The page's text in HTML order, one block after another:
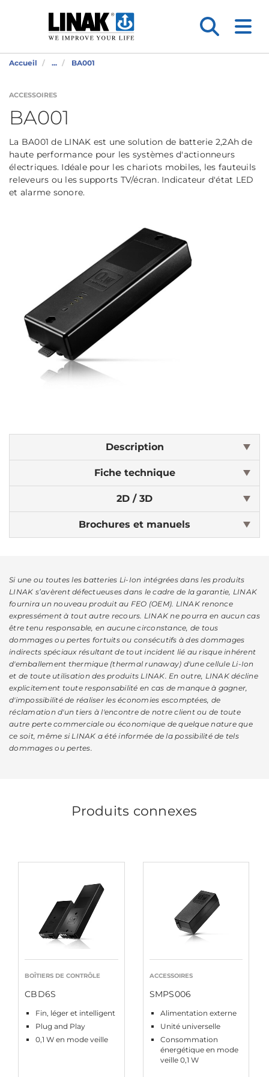
Accueil ... BA001
ACCESSOIRES
BA001
La BA001 de LINAK est une solution de batterie 2,2Ah de
haute performance pour les systèmes d'actionneurs
électriques. Idéale pour les chariots mobiles, les fauteuils
releveurs ou les supports TV/écran. Indicateur d'état LED
et alarme sonore.
Description
Fiche technique
2D / 3D
Brochures et manuels
Si une ou toutes les batteries Li-Ion intégrées dans les produits
LINAK s’avèrent défectueuses dans le cadre de la garantie, LINAK
fournira un nouveau produit au FEO (OEM). LINAK renonce
expressément à tout autre recours. LINAK ne pourra en aucun cas
être tenu responsable, en aucune circonstance, de tous
dommages ou pertes fortuits ou consécutifs à des dommages
indirects spéciaux résultant de tout incident lié au risque inhérent
d'emballement thermique (thermal runaway) d'une cellule Li-Ion
et de toute utilisation des produits LINAK. En outre, LINAK décline
explicitement toute responsabilité en cas de manque à gagner,
d'impossibilité de réaliser les économies escomptées, de
réclamation d'un tiers à l'encontre de notre client ou de toute
autre perte commerciale ou économique de quelque nature que
ce soit, même si LINAK a été informée de la possibilité de tels
dommages ou pertes.
Produits connexes
BOÎTIERS DE CONTRÔLE
CBD6S
Fin, léger et intelligent
Plug and Play
0,1 W en mode veille
ACCESSOIRES
SMPS006
Alimentation externe
Unité universelle
Consommation
énergétique en mode
veille 0,1 W